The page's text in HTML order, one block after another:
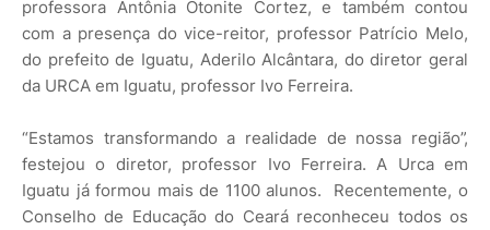
professora Antônia Otonite Cortez, e também contou
com a presença do vice-reitor, professor Patrício Melo,
do prefeito de Iguatu, Aderilo Alcântara, do diretor geral
da URCA em Iguatu, professor Ivo Ferreira.
“Estamos transformando a realidade de nossa região”,
festejou o diretor, professor Ivo Ferreira. A Urca em
Iguatu já formou mais de 1100 alunos. Recentemente, o
Conselho de Educação do Ceará reconheceu todos os